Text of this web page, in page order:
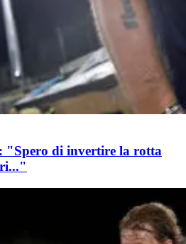
"Spero di invertire la rotta